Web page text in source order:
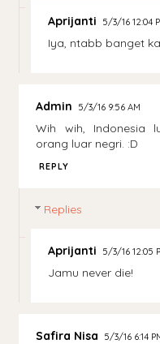
Aprijanti 5/3/16 12:04
Iya, ntabb banget
Admin 5/3/16 9:56 AM
Wih wih, Indonesia
orang luar negri. :D
REPLY
Replies
Aprijanti 5/3/16 12:05
Jamu never die!
Safira Nisa 5/3/16 6:14